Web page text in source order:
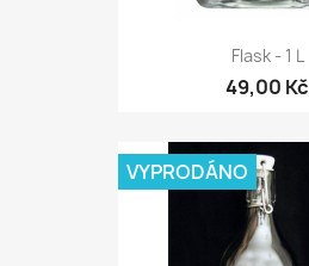
Flask - 1 L
49,00 Kč
VYPRODÁNO